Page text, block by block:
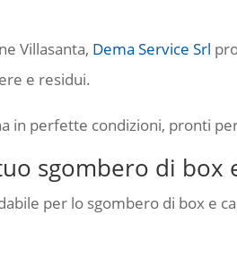
Villasanta, Dema Service Srl
e residui.
in perfette condizioni, pronti
sgombero di box
per lo sgombero di box e